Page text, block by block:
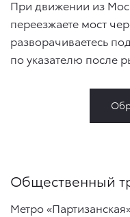
При движении из
переезжаете мост
разворачиваетесь
по указателю после
Общественный
Метро